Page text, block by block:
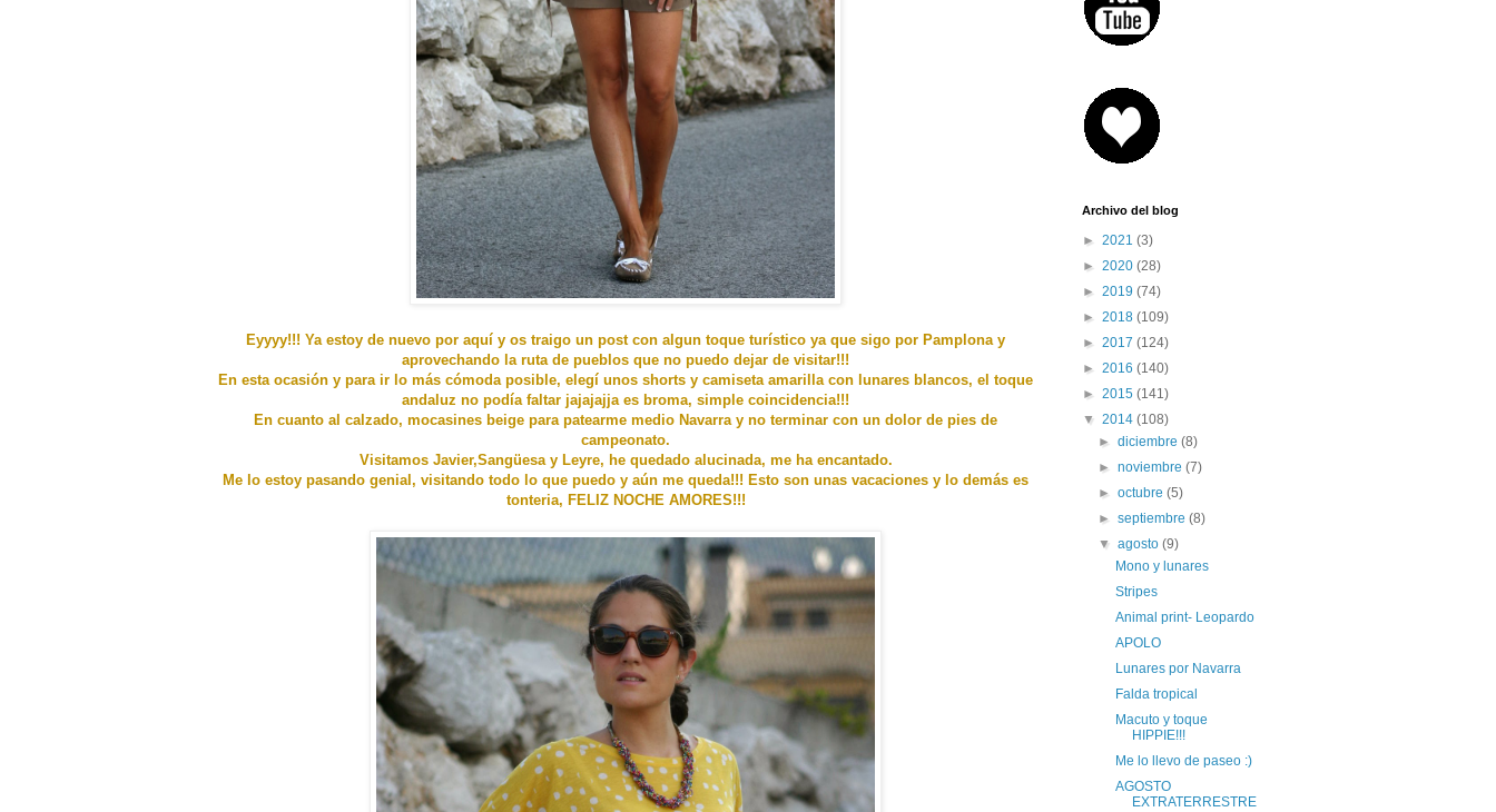
Eyyyy!!! Ya estoy de nuevo por aquí y os traigo un post con algun toque turístico ya que sigo por Pamplona y
aprovechando la ruta de pueblos que no puedo dejar de visitar!!!
En esta ocasión y para ir lo más cómoda posible, elegí unos shorts y camiseta amarilla con lunares blancos, el toque
andaluz no podía faltar jajajajja es broma, simple coincidencia!!!
En cuanto al calzado, mocasines beige para patearme medio Navarra y no terminar con un dolor de pies de
campeonato.
Visitamos Javier,Sangüesa y Leyre, he quedado alucinada, me ha encantado.
Me lo estoy pasando genial, visitando todo lo que puedo y aún me queda!!! Esto son unas vacaciones y lo demás es
tonteria, FELIZ NOCHE AMORES!!!
Archivo del blog
► 2021 (3)
► 2020 (28)
► 2019 (74)
► 2018 (109)
► 2017 (124)
► 2016 (140)
► 2015 (141)
▼ 2014 (108)
►diciembre(8)
►noviembre(7)
►octubre(5)
►septiembre(8)
▼agosto(9)
Mono y lunares
Stripes
Animal print- Leopardo
APOLO
Lunares por Navarra
Falda tropical
Macuto y toque
HIPPIE!!!
Me lo llevo de paseo :)
AGOSTO
EXTRATERRESTRE